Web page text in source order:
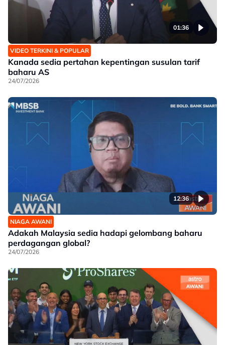
01:36
VIDEO TERKINI & POPULAR
Kanada sedia pertahan kepentingan susulan tarif
baharu AS
24/07/2026
12:36
NIAGA AWANI
Adakah Malaysia sedia hadapi gelombang baharu
perdagangan global?
24/07/2026